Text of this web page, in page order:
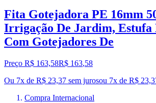
Fita Gotejadora PE 16mm
Irrigação De Jardim, Estufa
Com Gotejadores De
Preço R$ 163,58R$ 163,58
Ou 7x de R$ 23,37 sem jurosou 7x de R$
Compra Internacional